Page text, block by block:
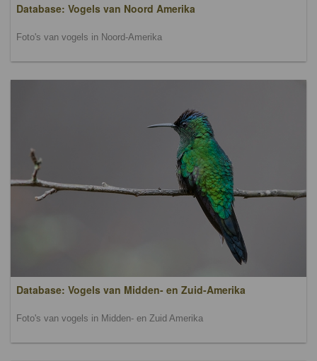
Database: Vogels van Noord Amerika
Foto's van vogels in Noord-Amerika
Database: Vogels van Midden- en Zuid-Amerika
Foto's van vogels in Midden- en Zuid Amerika